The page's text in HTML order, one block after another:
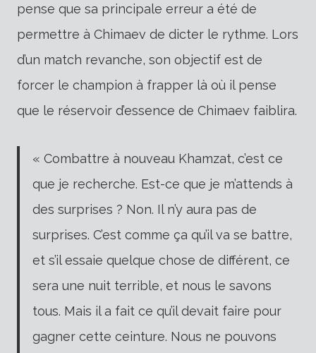
pense que sa principale erreur a été de
permettre à Chimaev de dicter le rythme. Lors
d’un match revanche, son objectif est de
forcer le champion à frapper là où il pense
que le réservoir d’essence de Chimaev faiblira.
« Combattre à nouveau Khamzat, c’est ce
que je recherche. Est-ce que je m’attends à
des surprises ? Non. Il n’y aura pas de
surprises. C’est comme ça qu’il va se battre,
et s’il essaie quelque chose de différent, ce
sera une nuit terrible, et nous le savons
tous. Mais il a fait ce qu’il devait faire pour
gagner cette ceinture. Nous ne pouvons